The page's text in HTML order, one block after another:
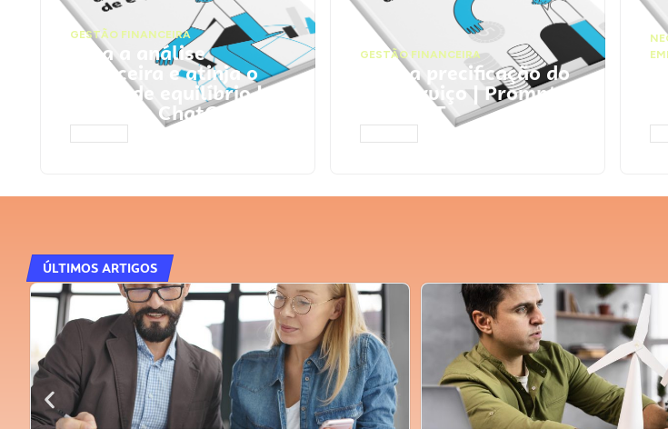
GESTÃO FINANCEIRA
Faça a análise
financeira e atinja o
ponto de equilíbrio |
Prompts ChatGPT
GESTÃO FINANCEIRA
Faça a precificação do
seu serviço | Prompts
ChatGPT
ÚLTIMOS ARTIGOS